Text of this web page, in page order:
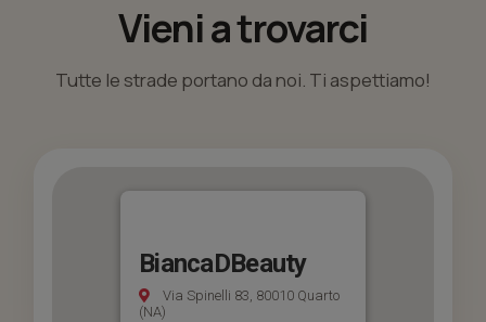
Vieni a trovarci
Tutte le strade portano da noi. Ti aspettiamo!
BiancaDBeauty
Via Spinelli 83, 80010 Quarto
(NA)